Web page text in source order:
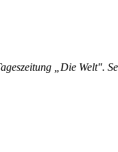
„Die Welt".